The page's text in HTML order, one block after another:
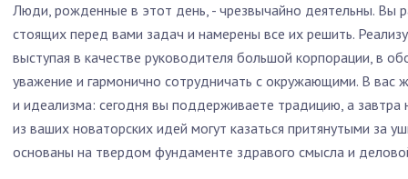
Люди, рожденные в этот день, - чрезвычайно деятельны. Вы
стоящих перед вами задач и намерены все их решить.
выступая в качестве руководителя большой корпорации, в
уважение и гармонично сотрудничать с окружающими. В вас
и идеализма: сегодня вы поддерживаете традицию, а завтра
из ваших новаторских идей могут казаться притянутыми за
основаны на твердом фундаменте здравого смысла и